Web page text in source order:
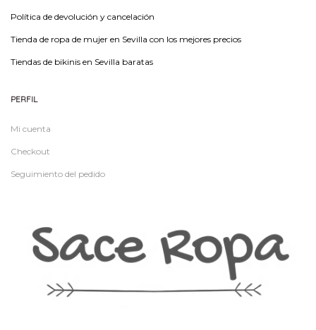
Política de devolución y cancelación
Tienda de ropa de mujer en Sevilla con los mejores precios
Tiendas de bikinis en Sevilla baratas
PERFIL
Mi cuenta
Checkout
Seguimiento del pedido